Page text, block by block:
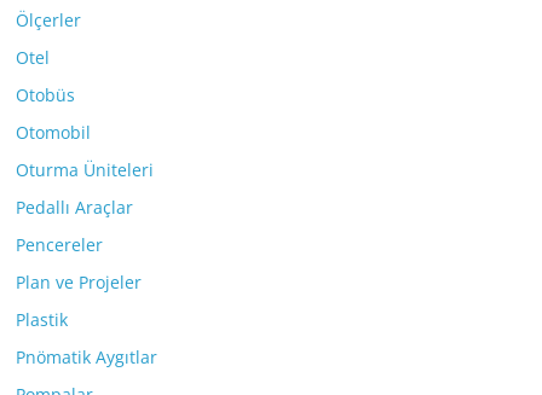
Ölçerler
Otel
Otobüs
Otomobil
Oturma Üniteleri
Pedallı Araçlar
Pencereler
Plan ve Projeler
Plastik
Pnömatik Aygıtlar